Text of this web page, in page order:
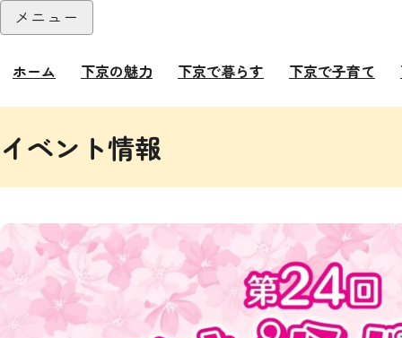
本文へ
メニュー
ホーム 下京の魅力 下京で暮らす 下京で子育て
イベント情報